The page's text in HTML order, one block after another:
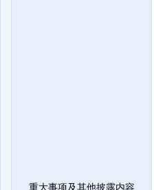
重大事项及其他披露内容